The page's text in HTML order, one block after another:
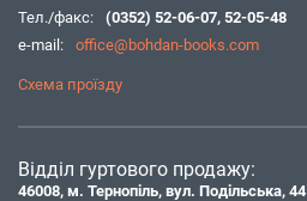
Тел./факс:
(0352) 52-06-07, 52-05-48
e-mail:
office@bohdan-books.com
Схема проїзду
Відділ гуртового продажу:
46008, м. Тернопіль, вул. Подільська, 44